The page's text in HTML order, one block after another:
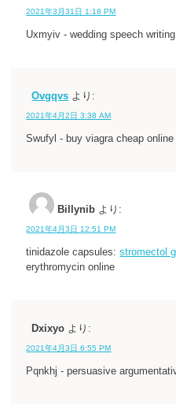
2021年3月31日 1:18 PM
Uxmyiv - wedding speech
Ovgqvs より:
2021年4月2日 3:38 AM
Swufyl - buy viagra cheap
Billynib より:
2021年4月3日 12:51 PM
tinidazole capsules:stromectol
erythromycin online
Dxixyo より:
2021年4月3日 6:55 PM
Pqnkhj - persuasive